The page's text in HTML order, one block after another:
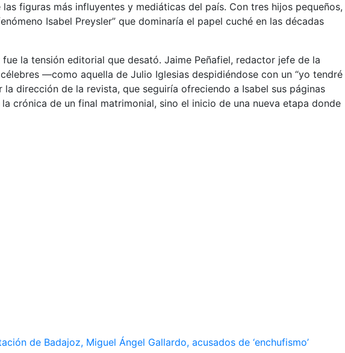
figuras más influyentes y mediáticas del país. Con tres hijos pequeños,
Isabel Preysler” que dominaría el papel cuché en las décadas
la tensión editorial que desató. Jaime Peñafiel, redactor jefe de la
—como aquella de Julio Iglesias despidiéndose con un “yo tendré
dirección de la revista, que seguiría ofreciendo a Isabel sus páginas
crónica de un final matrimonial, sino el inicio de una nueva etapa donde
de Badajoz, Miguel Ángel Gallardo, acusados de ‘enchufismo’